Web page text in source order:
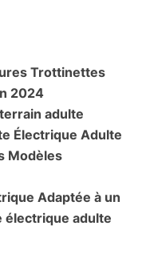
Trottinettes
2024
adulte
Électrique Adulte
Modèles
Adaptée à un
électrique adulte